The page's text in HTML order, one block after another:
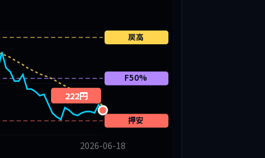
2026-06-18
押安
戻高
F50%
222円